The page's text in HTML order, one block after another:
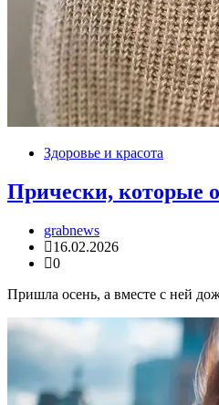
Здоровье и красота
Прически, которые
grabnews
16.02.2026
0
Пришла осень, а вместе с ней